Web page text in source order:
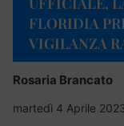
FLORIDIA
VIGILANZA
Rosaria Brancato
martedì 4 Aprile